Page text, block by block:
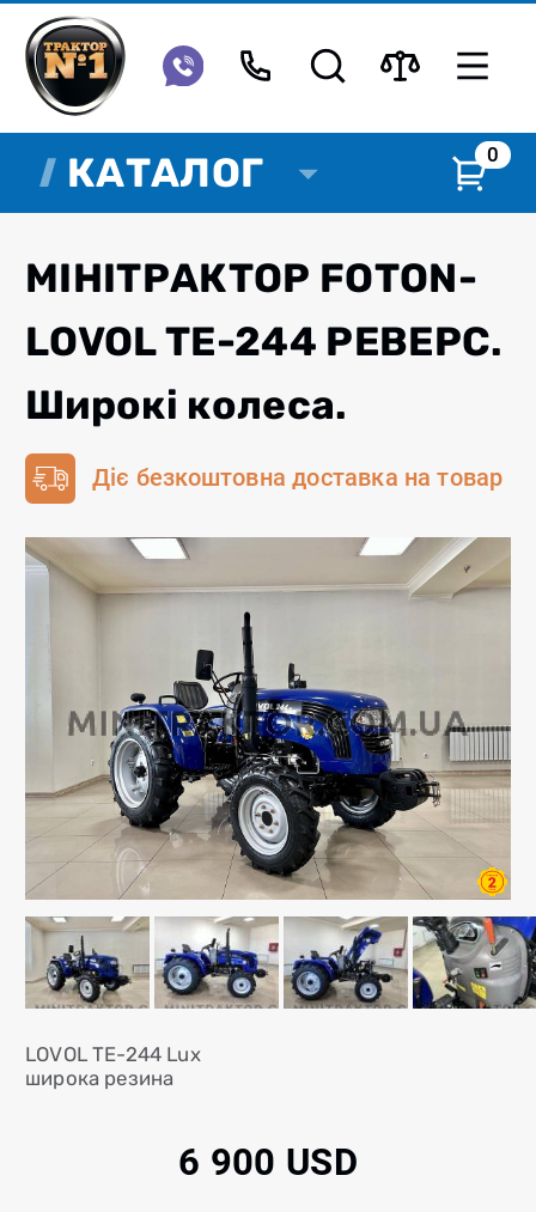
КАТАЛОГ 0
МІНІТРАКТОР FOTON-
LOVOL ТЕ-244 РЕВЕРС.
Широкі колеса.
Діє безкоштовна доставка на товар
LOVOL ТЕ-244 Lux
широка резина
6 900 USD